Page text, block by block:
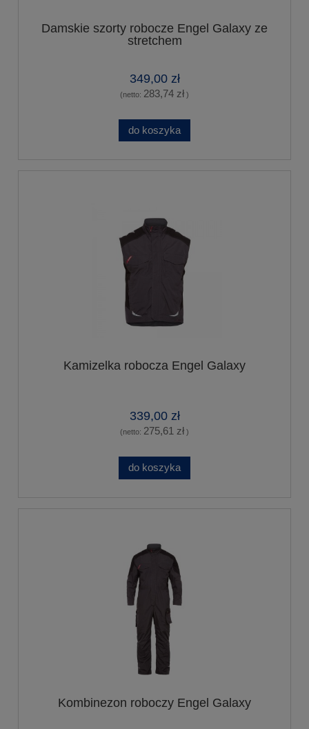
Damskie szorty robocze Engel Galaxy ze
stretchem
349,00 zł
(netto: 283,74 zł )
do koszyka
Kamizelka robocza Engel Galaxy
339,00 zł
(netto: 275,61 zł )
do koszyka
Kombinezon roboczy Engel Galaxy